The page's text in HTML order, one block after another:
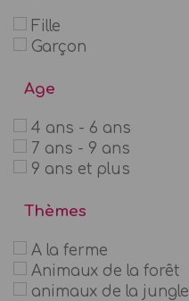
Fille
Garçon
Age
4 ans - 6 ans
7 ans - 9 ans
9 ans et plus
Thèmes
A la ferme
Animaux de la forêt
animaux de la jungle